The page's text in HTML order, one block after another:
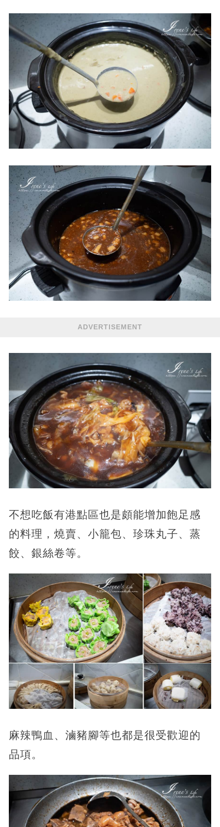
ADVERTISEMENT
不想吃飯有港點區也是頗能增加飽足感
的料理，燒賣、小籠包、珍珠丸子、蒸
餃、銀絲卷等。
麻辣鴨血、滷豬腳等也都是很受歡迎的
品項。